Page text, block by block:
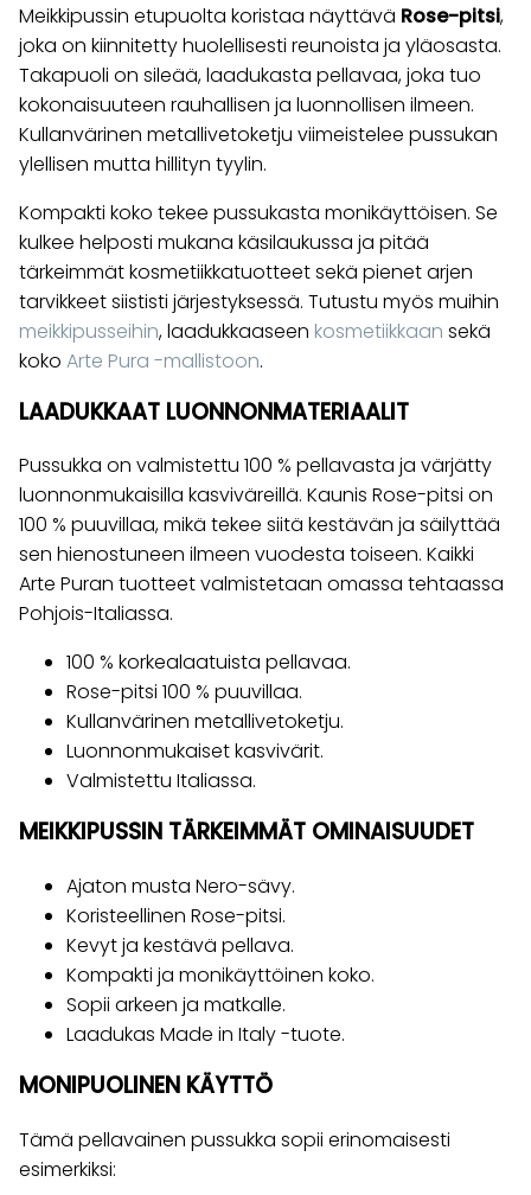
Meikkipussin etupuolta koristaa näyttävä Rose-pitsi,
joka on kiinnitetty huolellisesti reunoista ja yläosasta.
Takapuoli on sileää, laadukasta pellavaa, joka tuo
kokonaisuuteen rauhallisen ja luonnollisen ilmeen.
Kullanvärinen metallivetoketju viimeistelee pussukan
ylellisen mutta hillityn tyylin.
Kompakti koko tekee pussukasta monikäyttöisen. Se
kulkee helposti mukana käsilaukussa ja pitää
tärkeimmät kosmetiikkatuotteet sekä pienet arjen
tarvikkeet siististi järjestyksessä. Tutustu myös muihin
meikkipusseihin, laadukkaaseen kosmetiikkaan sekä
koko Arte Pura -mallistoon.
LAADUKKAAT LUONNONMATERIAALIT
Pussukka on valmistettu 100 % pellavasta ja värjätty
luonnonmukaisilla kasviväreillä. Kaunis Rose-pitsi on
100 % puuvillaa, mikä tekee siitä kestävän ja säilyttää
sen hienostuneen ilmeen vuodesta toiseen. Kaikki
Arte Puran tuotteet valmistetaan omassa tehtaassa
Pohjois-Italiassa.
100 % korkealaatuista pellavaa.
Rose-pitsi 100 % puuvillaa.
Kullanvärinen metallivetoketju.
Luonnonmukaiset kasvivärit.
Valmistettu Italiassa.
MEIKKIPUSSIN TÄRKEIMMÄT OMINAISUUDET
Ajaton musta Nero-sävy.
Koristeellinen Rose-pitsi.
Kevyt ja kestävä pellava.
Kompakti ja monikäyttöinen koko.
Sopii arkeen ja matkalle.
Laadukas Made in Italy -tuote.
MONIPUOLINEN KÄYTTÖ
Tämä pellavainen pussukka sopii erinomaisesti
esimerkiksi: